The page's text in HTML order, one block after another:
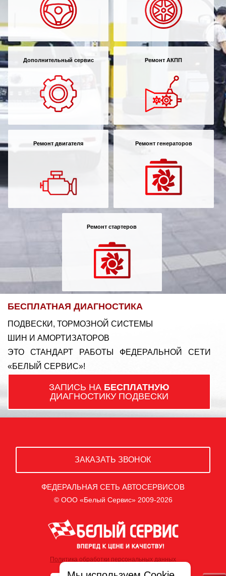
Дополнительный сервис Ремонт АКПП
Ремонт двигателя Ремонт генераторов
Ремонт стартеров
БЕСПЛАТНАЯ ДИАГНОСТИКА
ПОДВЕСКИ, ТОРМОЗНОЙ СИСТЕМЫ
ШИН И АМОРТИЗАТОРОВ
ЭТО СТАНДАРТ РАБОТЫ ФЕДЕРАЛЬНОЙ СЕТИ
«БЕЛЫЙ СЕРВИС»!
ЗАПИСЬ НА БЕСПЛАТНУЮ
ДИАГНОСТИКУ ПОДВЕСКИ
ЗАКАЗАТЬ ЗВОНОК
ФЕДЕРАЛЬНАЯ СЕТЬ АВТОСЕРВИСОВ
© ООО «Белый Сервис» 2009-2026
Политика обработки персональных данных